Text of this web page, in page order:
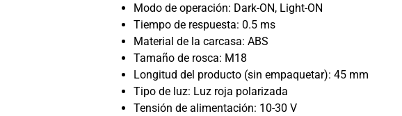
Modo de operación: Dark-ON, Light-ON
Tiempo de respuesta: 0.5 ms
Material de la carcasa: ABS
Tamaño de rosca: M18
Longitud del producto (sin empaquetar): 45 mm
Tipo de luz: Luz roja polarizada
Tensión de alimentación: 10-30 V